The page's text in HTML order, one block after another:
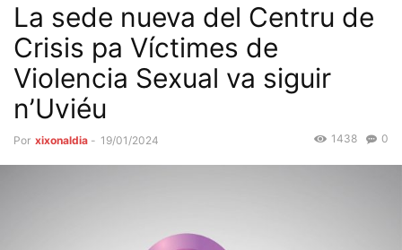
La sede nueva del Centru de
Crisis pa Víctimes de
Violencia Sexual va siguir
n’Uviéu
Por xixonaldia - 19/01/2024 0
1438